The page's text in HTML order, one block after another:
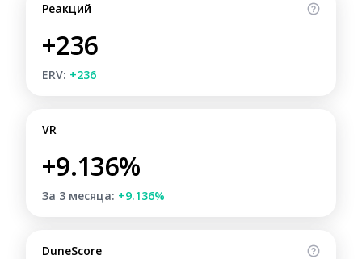
Реакций
+236
ERV: +236
VR
+9.136%
За 3 месяца: +9.136%
DuneScore